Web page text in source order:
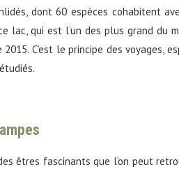
dont 60 espèces cohabitent
lac, qui est l’un des plus grand
C’est le principe des
êtres fascinants que l’on peut